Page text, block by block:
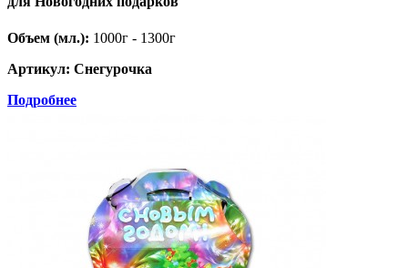
Объем (мл.): 1000г - 1300г
Артикул: Снегурочка
Подробнее